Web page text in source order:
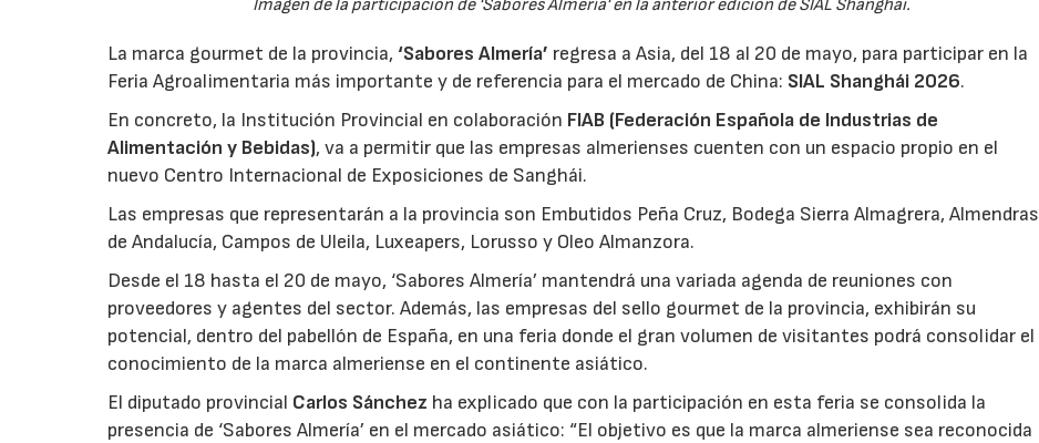
Imagen de la participación de 'Sabores Almería' en la anterior edición de SIAL Shanghái.
La marca gourmet de la provincia, ‘Sabores Almería’ regresa a Asia, del 18 al 20 de mayo, para participar en la
Feria Agroalimentaria más importante y de referencia para el mercado de China: SIAL Shanghái 2026.
En concreto, la Institución Provincial en colaboración FIAB (Federación Española de Industrias de
Alimentación y Bebidas), va a permitir que las empresas almerienses cuenten con un espacio propio en el
nuevo Centro Internacional de Exposiciones de Sanghái.
Las empresas que representarán a la provincia son Embutidos Peña Cruz, Bodega Sierra Almagrera, Almendras
de Andalucía, Campos de Uleila, Luxeapers, Lorusso y Oleo Almanzora.
Desde el 18 hasta el 20 de mayo, ‘Sabores Almería’ mantendrá una variada agenda de reuniones con
proveedores y agentes del sector. Además, las empresas del sello gourmet de la provincia, exhibirán su
potencial, dentro del pabellón de España, en una feria donde el gran volumen de visitantes podrá consolidar el
conocimiento de la marca almeriense en el continente asiático.
El diputado provincial Carlos Sánchez ha explicado que con la participación en esta feria se consolida la
presencia de ‘Sabores Almería’ en el mercado asiático: “El objetivo es que la marca almeriense sea reconocida